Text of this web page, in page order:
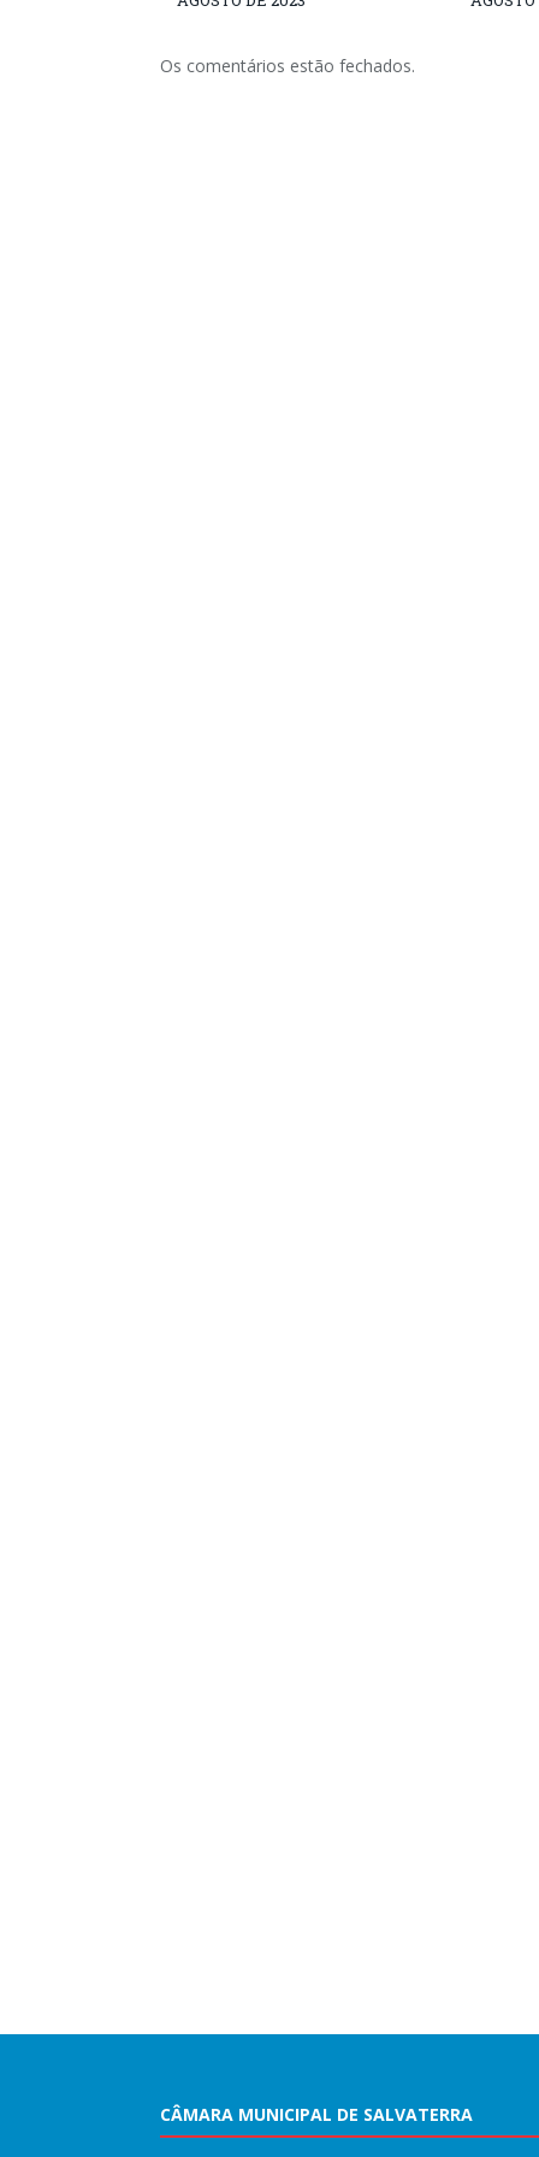
Os comentários estão fechados.
CÂMARA MUNICIPAL DE SALVATERRA